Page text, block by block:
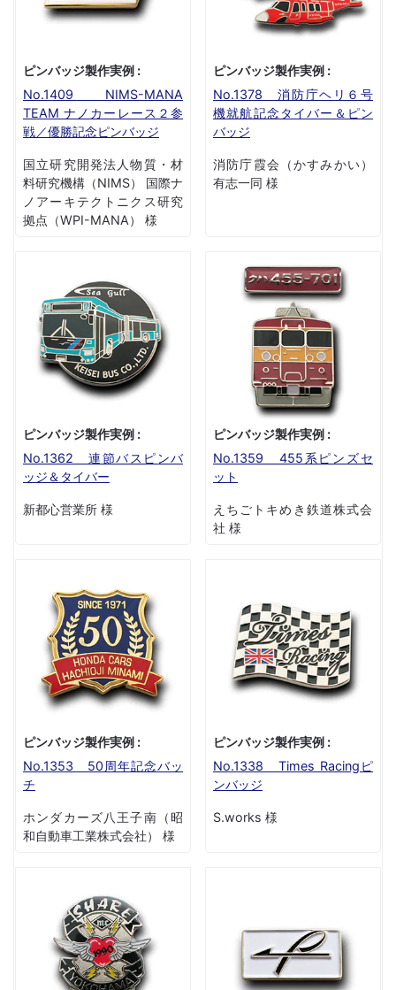
ピンバッジ製作実例 :
No.1409 NIMS-MANA
TEAM ナノカーレース２参
戦／優勝記念ピンバッジ
国立研究開発法人物質・材
料研究機構（NIMS） 国際ナ
ノアーキテクトニクス研究
拠点（WPI-MANA） 様
ピンバッジ製作実例 :
No.1378 消防庁ヘリ６号
機就航記念タイバー＆ピン
バッジ
消防庁霞会（かすみかい）
有志一同 様
ピンバッジ製作実例 :
No.1362 連節バスピンバ
ッジ＆タイバー
新都心営業所 様
ピンバッジ製作実例 :
No.1359 455系ピンズセ
ット
えちごトキめき鉄道株式会
社 様
ピンバッジ製作実例 :
No.1353 50周年記念バッ
チ
ホンダカーズ八王子南（昭
和自動車工業株式会社） 様
ピンバッジ製作実例 :
No.1338 Times Racingピ
ンバッジ
S.works 様